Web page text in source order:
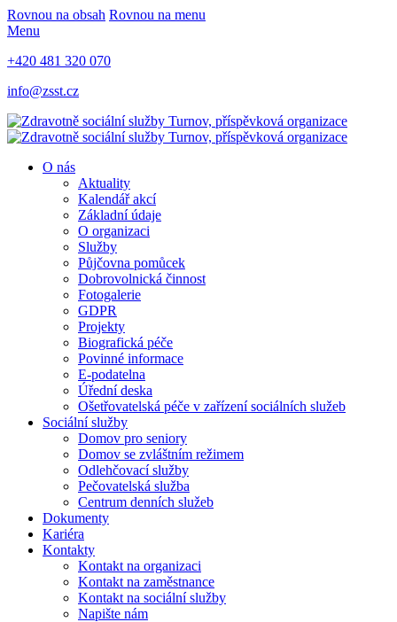
Rovnou na obsah Rovnou na menu
Menu
+420 481 320 070
info@zsst.cz
O nás
Aktuality
Kalendář akcí
Základní údaje
O organizaci
Služby
Půjčovna pomůcek
Dobrovolnická činnost
Fotogalerie
GDPR
Projekty
Biografická péče
Povinné informace
E-podatelna
Úřední deska
Ošetřovatelská péče v zařízení sociálních služeb
Sociální služby
Domov pro seniory
Domov se zvláštním režimem
Odlehčovací služby
Pečovatelská služba
Centrum denních služeb
Dokumenty
Kariéra
Kontakty
Kontakt na organizaci
Kontakt na zaměstnance
Kontakt na sociální služby
Napište nám